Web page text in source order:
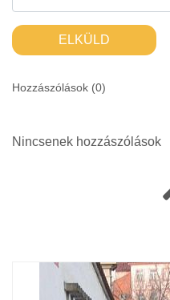
ELKÜLD
Hozzászólások (0)
Nincsenek hozzászólások